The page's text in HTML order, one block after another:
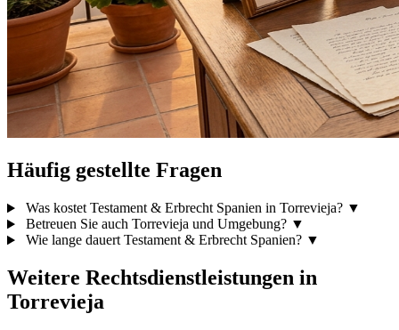
Häufig gestellte Fragen
Was kostet Testament & Erbrecht Spanien in Torrevieja? ▼
Betreuen Sie auch Torrevieja und Umgebung? ▼
Wie lange dauert Testament & Erbrecht Spanien? ▼
Weitere Rechtsdienstleistungen in
Torrevieja